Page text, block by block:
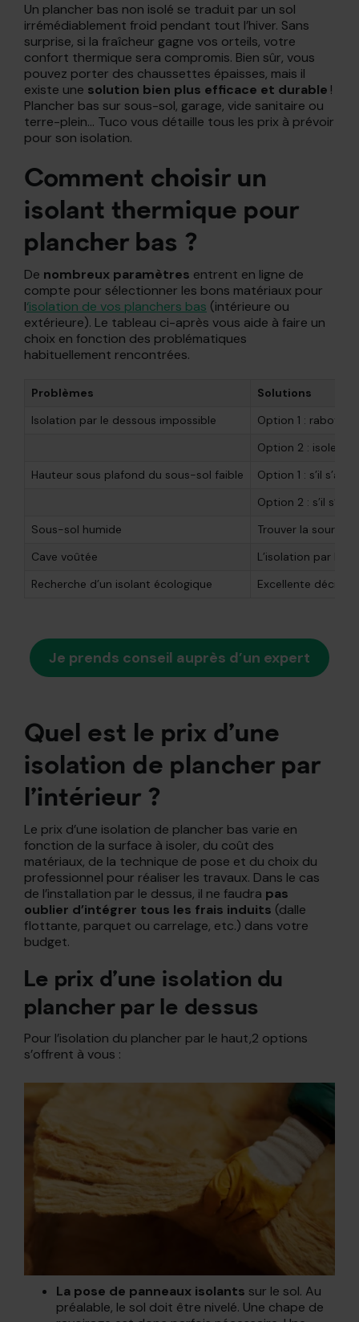
Un plancher bas non isolé se traduit par un sol
irrémédiablement froid pendant tout l’hiver. Sans
surprise, si la fraîcheur gagne vos orteils, votre
confort thermique sera compromis. Bien sûr, vous
pouvez porter des chaussettes épaisses, mais il
existe une solution bien plus efficace et durable !
Plancher bas sur sous-sol, garage, vide sanitaire ou
terre-plein… Tuco vous détaille tous les prix à prévoir
pour son isolation.
Comment choisir un
isolant thermique pour
plancher bas ?
De nombreux paramètres entrent en ligne de
compte pour sélectionner les bons matériaux pour
l‘isolation de vos planchers bas (intérieure ou
extérieure). Le tableau ci-après vous aide à faire un
choix en fonction des problématiques
habituellement rencontrées.
Problèmes
Solutions
Isolation par le dessous impossible
Option 1 : raboter
Option 2 : isoler à
Hauteur sous plafond du sous-sol faible
Option 1 : s’il
Option 2 : s’il
Sous-sol humide
Trouver la source
Cave voûtée
L’isolation par le
Recherche d’un isolant écologique
Excellente
Je prends conseil auprès d’un expert
Quel est le prix d’une
isolation de plancher par
l’intérieur ?
Le prix d’une isolation de plancher bas varie en
fonction de la surface à isoler, du coût des
matériaux, de la technique de pose et du choix du
professionnel pour réaliser les travaux. Dans le cas
de l’installation par le dessus, il ne faudra pas
oublier d’intégrer tous les frais induits (dalle
flottante, parquet ou carrelage, etc.) dans votre
budget.
Le prix d’une isolation du
plancher par le dessus
Pour l’isolation du plancher par le haut,2 options
s’offrent à vous :
La pose de panneaux isolants sur le sol. Au
préalable, le sol doit être nivelé. Une chape de